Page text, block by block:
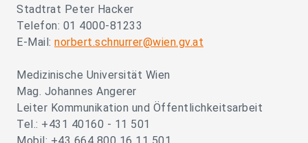
Stadtrat Peter Hacker
Telefon: 01 4000-81233
E-Mail: norbert.schnurrer@wien.gv.at
Medizinische Universität Wien
Mag. Johannes Angerer
Leiter Kommunikation und Öffentlichkeitsarbeit
Tel.: +431 40160 - 11 501